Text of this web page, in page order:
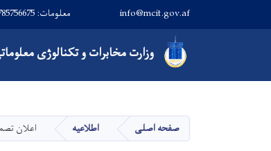
info@mcit.gov.af معلومات: 0785756675
وزارتمخابرات و تکنالوژیMain navigation
صفحه اصلی اطلاعیه اعلان تصمیم